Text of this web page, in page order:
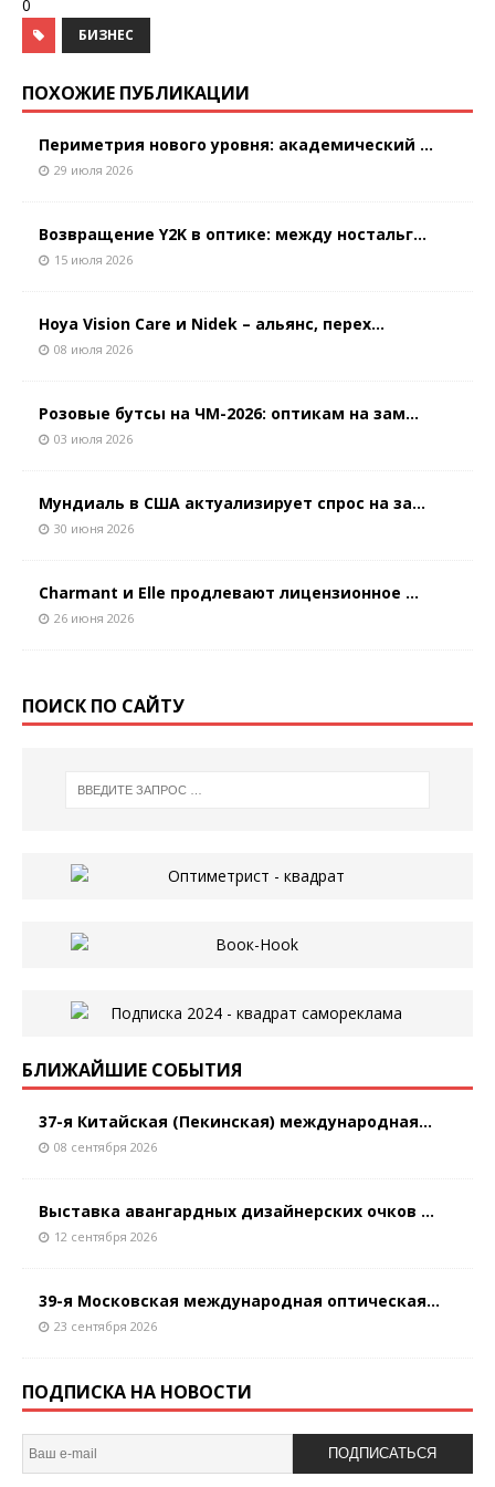
0
БИЗНЕС
ПОХОЖИЕ ПУБЛИКАЦИИ
Периметрия нового уровня: академический ...
29 июля 2026
Возвращение Y2K в оптике: между ностальг...
15 июля 2026
Hoya Vision Care и Nidek – альянс, перех...
08 июля 2026
Розовые бутсы на ЧМ-2026: оптикам на зам...
03 июля 2026
Мундиаль в США актуализирует спрос на за...
30 июня 2026
Charmant и Elle продлевают лицензионное ...
26 июня 2026
ПОИСК ПО САЙТУ
БЛИЖАЙШИЕ СОБЫТИЯ
37-я Китайская (Пекинская) международная...
08 сентября 2026
Выставка авангардных дизайнерских очков ...
12 сентября 2026
39-я Московская международная оптическая...
23 сентября 2026
ПОДПИСКА НА НОВОСТИ
ПОДПИСАТЬСЯ